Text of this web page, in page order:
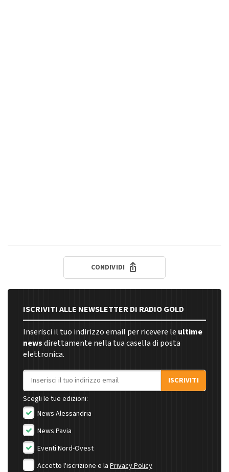
CONDIVIDI
ISCRIVITI ALLE NEWSLETTER DI RADIO GOLD
Inserisci il tuo indirizzo email per ricevere le ultime
newsdirettamente nella tua casella di posta
elettronica.
Indirizzo email
ISCRIVITI
Scegli le tue edizioni:
News Alessandria
News Pavia
Eventi Nord-Ovest
Accetto l'iscrizione e la Privacy Policy